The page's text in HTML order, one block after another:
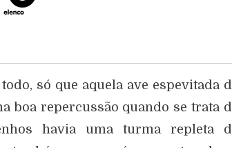
só que aquela ave espevitada
boa repercussão quando se trata
havia uma turma repleta